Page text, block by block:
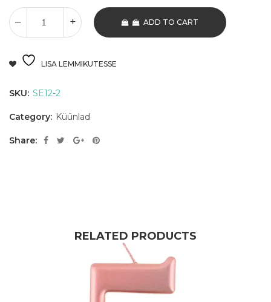
ADD TO CART
LISA LEMMIKUTESSE
SKU: SE12-2
Category: Küünlad
Share:
RELATED PRODUCTS